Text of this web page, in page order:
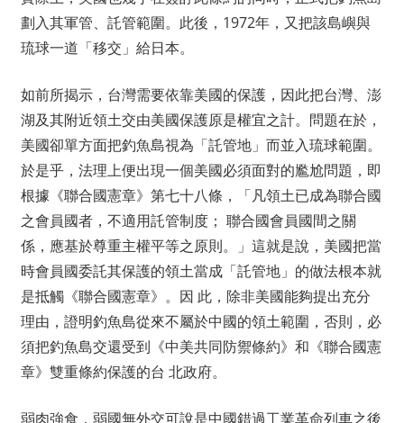
劃入其軍管、託管範圍。此後，1972年，又把該島嶼與
琉球一道「移交」給日本。
如前所揭示，台灣需要依靠美國的保護，因此把台灣、澎
湖及其附近領土交由美國保護原是權宜之計。問題在於，
美國卻單方面把釣魚島視為「託管地」而並入琉球範圍。
於是乎，法理上便出現一個美國必須面對的尷尬問題，即
根據《聯合國憲章》第七十八條，「凡領土已成為聯合國
之會員國者，不適用託管制度； 聯合國會員國間之關
係，應基於尊重主權平等之原則。」這就是說，美國把當
時會員國委託其保護的領土當成「託管地」的做法根本就
是抵觸《聯合國憲章》。因 此，除非美國能夠提出充分
理由，證明釣魚島從來不屬於中國的領土範圍，否則，必
須把釣魚島交還受到《中美共同防禦條約》和《聯合國憲
章》雙重條約保護的台 北政府。
弱肉強食，弱國無外交可說是中國錯過工業革命列車之後